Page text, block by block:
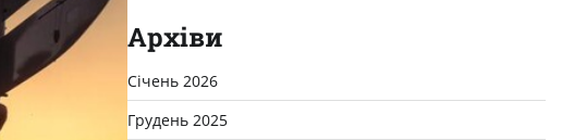
Архіви
Січень 2026
Грудень 2025